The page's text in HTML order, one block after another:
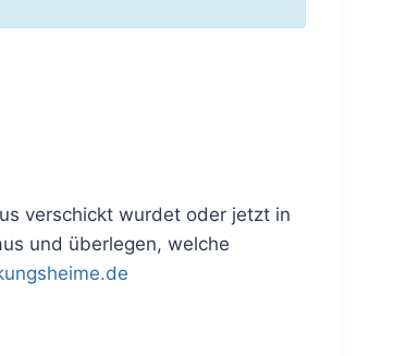
verschickt wurdet oder jetzt in
und überlegen, welche